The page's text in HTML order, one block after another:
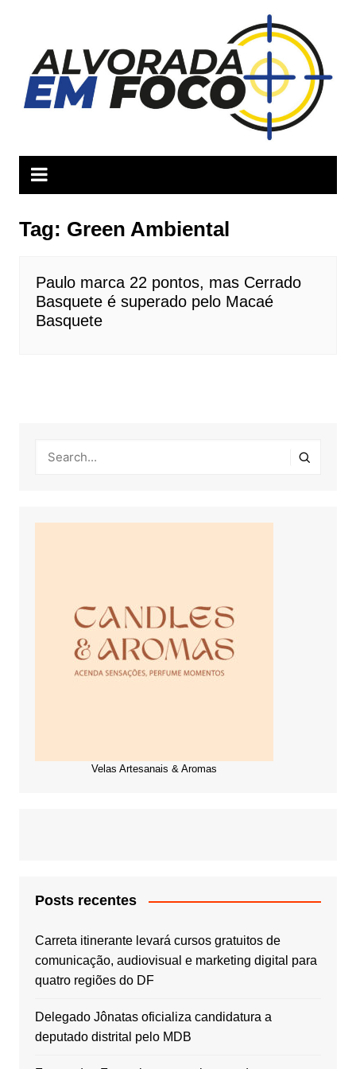
conteúdo
Tag: Green Ambiental
Paulo marca 22 pontos, mas Cerrado
Basquete é superado pelo Macaé
Basquete
Velas Artesanais & Aromas
Posts recentes
Carreta itinerante levará cursos gratuitos de
comunicação, audiovisual e marketing digital para
quatro regiões do DF
Delegado Jônatas oficializa candidatura a
deputado distrital pelo MDB